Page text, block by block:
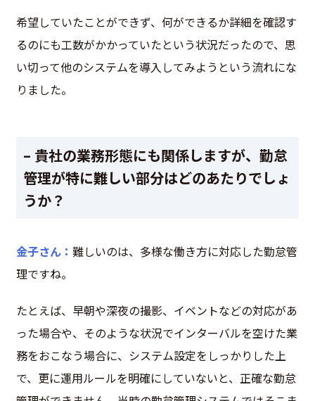
希望していたことができず、何ができるか詳細を確認す
るのにも工数がかかっていたという状況だったので、思
い切って他のシステムを導入してみようという流れにな
りました。
– 貴社の業務形態にも関係しますが、勤怠
管理が特に難しい部分はどのあたりでしょ
うか？
金子さん： 難しいのは、多様な働き方に対応した勤怠管
理ですね。
たとえば、早朝や深夜の撮影、イベントなどの対応があ
った場合や、そのような状況でインターバルを空けた業
務をおこなう場合に、システム設定をしっかりした上
で、更に運用ルールを明確にしていないと、正確な勤怠